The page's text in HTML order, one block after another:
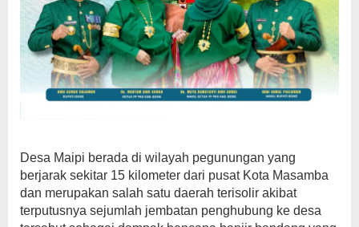
Desa Maipi berada di wilayah pegunungan yang
berjarak sekitar 15 kilometer dari pusat Kota Masamba
dan merupakan salah satu daerah terisolir akibat
terputusnya sejumlah jembatan penghubung ke desa